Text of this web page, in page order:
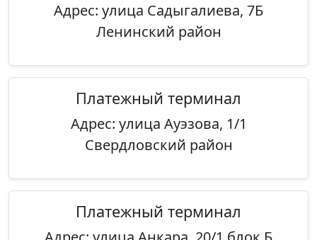
Адрес: улица Садыгалиева, 7Б
Ленинский район
Платежный терминал
Адрес: улица Ауэзова, 1/1
Свердловский район
Платежный терминал